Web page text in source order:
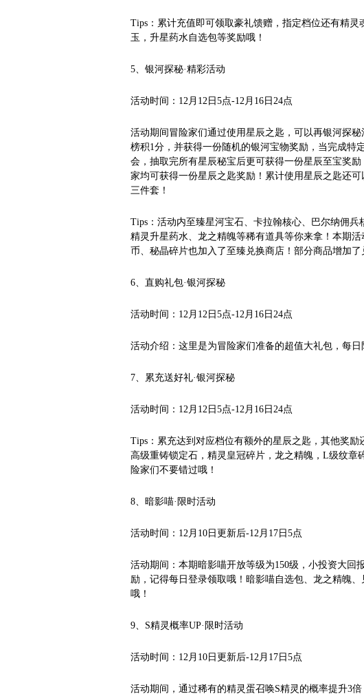
Tips：累计充值即可领取豪礼馈赠，指定档位还有精
玉，升星药水自选包等奖励哦！
5、银河探秘·精彩活动
活动时间：12月12日5点-12月16日24点
活动期间冒险家们通过使用星辰之匙，可以再银河探
榜积1分，并获得一份随机的银河宝物奖励，当完成特
会，抽取完所有星辰秘宝后更可获得一份星辰至宝奖
家均可获得一份星辰之匙奖励！累计使用星辰之匙还
三件套！
Tips：活动内至臻星河宝石、卡拉翰核心、巴尔纳佣
精灵升星药水、龙之精魄等稀有道具等你来拿！本期
币、秘晶碎片也加入了至臻兑换商店！部分商品增加了
6、直购礼包·银河探秘
活动时间：12月12日5点-12月16日24点
活动介绍：这里是为冒险家们准备的超值大礼包，每
7、累充送好礼·银河探秘
活动时间：12月12日5点-12月16日24点
Tips：累充达到对应档位有额外的星辰之匙，其他奖励
高级重铸锁定石，精灵皇冠碎片，龙之精魄，L级纹章
险家们不要错过哦！
8、暗影喵·限时活动
活动时间：12月10日更新后-12月17日5点
活动期间：本期暗影喵开放等级为150级，小投资大回
励，记得每日登录领取哦！暗影喵自选包、龙之精魄
哦！
9、S精灵概率UP·限时活动
活动时间：12月10日更新后-12月17日5点
活动期间，通过稀有的精灵蛋召唤S精灵的概率提升3倍